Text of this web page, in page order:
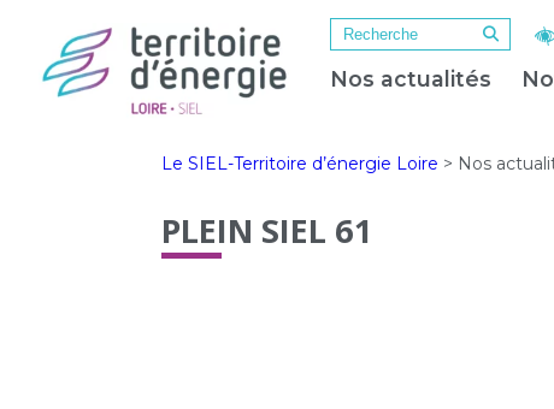
Nos actualités
Le SIEL-Territoire d’énergie Loire > Nos
PLEIN SIEL 61